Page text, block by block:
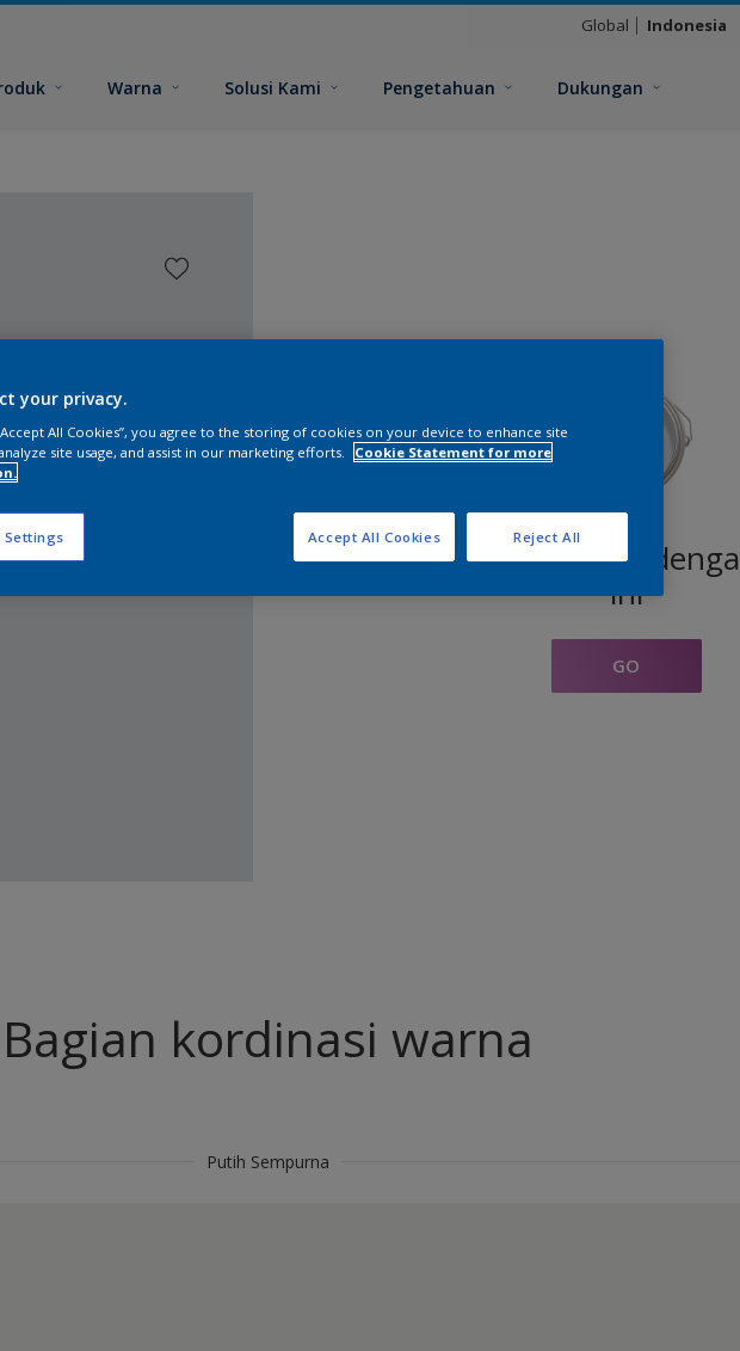
Global Indonesia
Warna Solusi Kami Pengetahuan Dukungan
Temukan produk
ini
GO
Bagian kordinasi warna
Putih Sempurna
your privacy.
All Cookies”, you agree to the storing of cookies on your device to enhance site
site usage, and assist in our marketing efforts.
Cookie Statement for more
Settings Reject All
Accept All Cookies